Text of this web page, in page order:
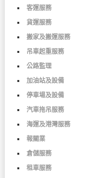
客運服務
貨運服務
搬家及搬運服務
吊車起重服務
公路監理
加油站及設備
停車場及設備
汽車拖吊服務
海運及港灣服務
報關業
倉儲服務
租車服務